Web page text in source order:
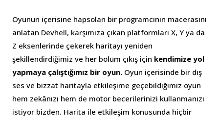
Oyunun içerisine hapsolan bir programcının macerasını
anlatan Devhell, karşımıza çıkan platformları X, Y ya da
Z eksenlerinde çekerek haritayı yeniden
şekillendirdiğimiz ve her bölüm çıkış için kendimize yol
yapmaya çalıştığımız bir oyun. Oyun içerisinde bir dış
ses ve bizzat haritayla etkileşime geçebildiğimiz oyun
hem zekânızı hem de motor becerilerinizi kullanmanızı
istiyor bizden. Harita ile etkileşim konusunda hiçbir